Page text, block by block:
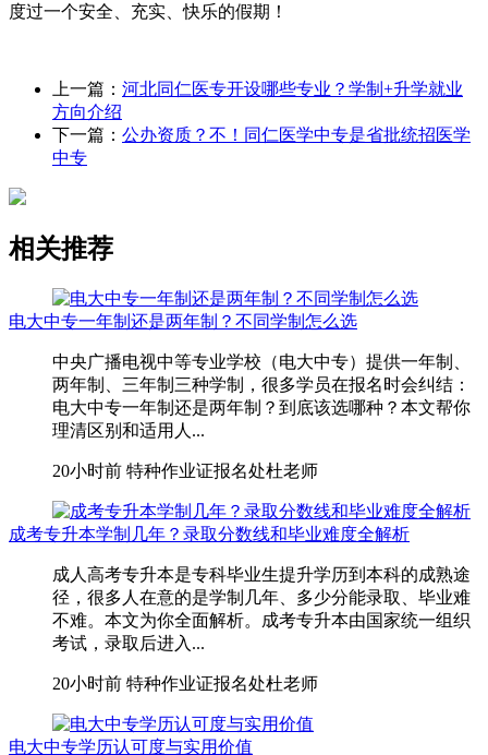
度过一个安全、充实、快乐的假期！
上一篇： 河北同仁医专开设哪些专业？学制+升学就业
方向介绍
下一篇： 公办资质？不！同仁医学中专是省批统招医学
中专
相关推荐
电大中专一年制还是两年制？不同学制怎么选
中央广播电视中等专业学校（电大中专）提供一年制、
两年制、三年制三种学制，很多学员在报名时会纠结：
电大中专一年制还是两年制？到底该选哪种？本文帮你
理清区别和适用人...
20小时前 特种作业证报名处杜老师
成考专升本学制几年？录取分数线和毕业难度全解析
成人高考专升本是专科毕业生提升学历到本科的成熟途
径，很多人在意的是学制几年、多少分能录取、毕业难
不难。本文为你全面解析。成考专升本由国家统一组织
考试，录取后进入...
20小时前 特种作业证报名处杜老师
电大中专学历认可度与实用价值